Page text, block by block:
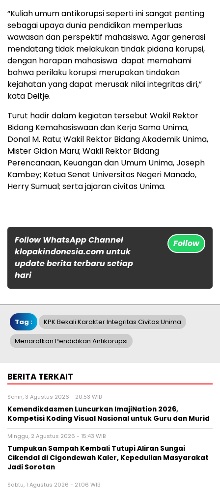
“Kuliah umum antikorupsi seperti ini sangat penting
sebagai upaya dunia pendidikan memperluas
wawasan dan perspektif mahasiswa. Agar generasi
mendatang tidak melakukan tindak pidana korupsi,
dengan harapan mahasiswa dapat memahami
bahwa perilaku korupsi merupakan tindakan
kejahatan yang dapat merusak nilai integritas diri,”
kata Deitje.
Turut hadir dalam kegiatan tersebut Wakil Rektor
Bidang Kemahasiswaan dan Kerja Sama Unima,
Donal M. Ratu; Wakil Rektor Bidang Akademik Unima,
Mister Gidion Maru; Wakil Rektor Bidang
Perencanaan, Keuangan dan Umum Unima, Joseph
Kambey; Ketua Senat Universitas Negeri Manado,
Herry Sumual; serta jajaran civitas Unima.
Follow WhatsApp Channel
klopakindonesia.com untuk
update berita terbaru setiap
hari
Follow
Tag : KPK Bekali Karakter Integritas Civitas Unima
Menarafkan Pendidikan Antikorupsi
BERITA TERKAIT
Senin, 3 Agustus 2026 - 20:53 WIB
Kemendikdasmen Luncurkan ImajiNation 2026,
Kompetisi Koding Visual Nasional untuk Guru dan Murid
Minggu, 2 Agustus 2026 - 15:43 WIB
Tumpukan Sampah Kembali Tutupi Aliran Sungai
Cikendal di Cigondewah Kaler, Kepedulian Masyarakat
Jadi Sorotan
Sabtu, 1 Agustus 2026 - 21:06 WIB